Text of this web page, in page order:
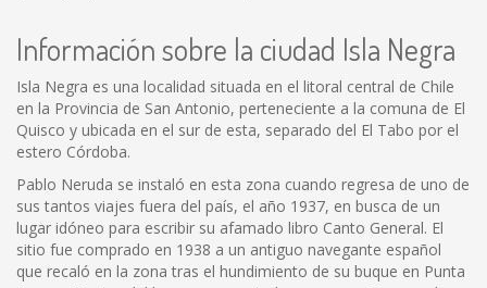
Información sobre la ciudad Isla Negra
Isla Negra es una localidad situada en el litoral central de Chile
en la Provincia de San Antonio, perteneciente a la comuna de El
Quisco y ubicada en el sur de esta, separado del El Tabo por el
estero Córdoba.
Pablo Neruda se instaló en esta zona cuando regresa de uno de
sus tantos viajes fuera del país, el año 1937, en busca de un
lugar idóneo para escribir su afamado libro Canto General. El
sitio fue comprado en 1938 a un antiguo navegante español
que recaló en la zona tras el hundimiento de su buque en Punta